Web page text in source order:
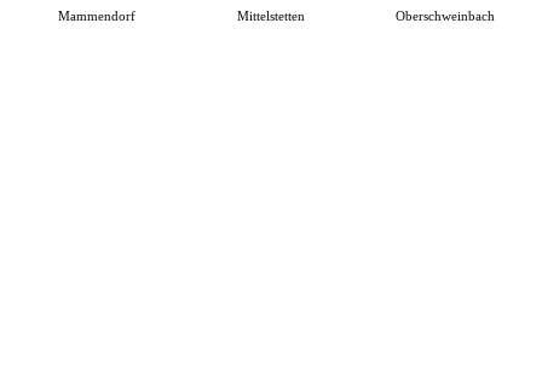
Mammendorf Mittelstetten Oberschweinbach